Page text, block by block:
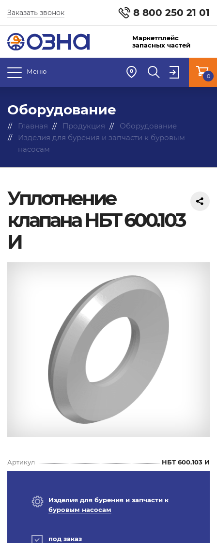
8 800 250 21 01
Заказать звонок
Маркетплейс
запасных частей
Меню
0
Оборудование
Главная Продукция
Оборудование
Изделия для бурения и запчасти к буровым
насосам
Уплотнение
клапана НБТ 600.103
И
Артикул НБТ 600.103 И
Изделия для бурения и запчасти к
буровым насосам
под заказ